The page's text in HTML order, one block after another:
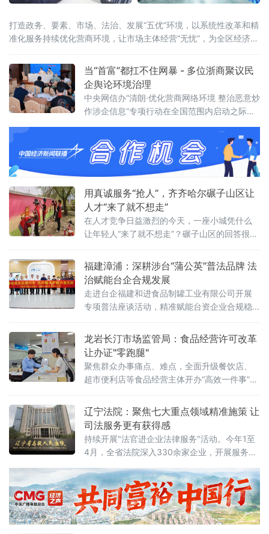
打造政务、要素、市场、法治、发展“五优”环境，以系统性改革和精
准化服务持续优化营商环境，让市场主体经营“无忧”，为全区经济高
创新激活创新引擎“过去申报高新技术企业，得先自掏腰包申专利、
备材料，资金压力特别大。现
当“首富”都扛不住网暴 - 多位浙商聚议民
企舆论环境治理
中央网信办“清朗·优化营商网络环境 整治恶意炒
作涉企信息”专项行动在全国范围内启动之际，
在杭州召开。10余家中央及地方新闻媒体代
表，以及来自经济、法律、传媒等领域的专家
学者，与多位浙江民营企业家齐聚一堂，直面
一个不容回避的现实：网络暴力正成为民营经
济健康发展的隐形阻力。风暴过后一地鸡毛：
企业家深陷网暴困境民营经济贡献了全国5
用真诚服务“抢人”，齐齐哈尔碾子山区让
人才“来了就不想走”
在人才竞争日益激烈的今天，一座小城凭什么
让年轻人“来了就不想走”？碾子山区的回答很朴
用服务暖人。近年来，齐齐哈尔市碾子山区深
植“人才是第一资源”理念，不走“高大上”的拼财
力路线，而是走出一条“小而美、精而实”的人才
强区之路。通过校地联动、精准引才、用心留
才、活动育才，这座小城正悄然成为青年人才
福建漳浦：深耕涉台“蒲公英”普法品牌 法
治赋能台企合规发展
走进台企福建和进食品制罐工业有限公司开展
专项普法座谈活动，精准赋能台资企业合规稳
化，贴合食品制罐行业经
龙岩长汀市场监管局：食品经营许可改革
让办证"零跑腿"
聚焦群众办事痛点、难点，全面升级餐饮店、
超市便利店等食品经营主体开办“高效一件事”政
化全县营商环境，让群众办证更省心、经营更
规范、消费更安心！减环节免核查 办证
辽宁法院：聚焦七大重点领域精准施策 让
司法服务更有获得感
持续开展"法官进企业法律服务"活动。今年1至
4月，全省法院深入330余家企业，开展服务
密保护、劳动用工合规等方面的诉求313个，有
针对性地帮助企业防范风险、规范经营。据介
绍，开展"法官进企业法律